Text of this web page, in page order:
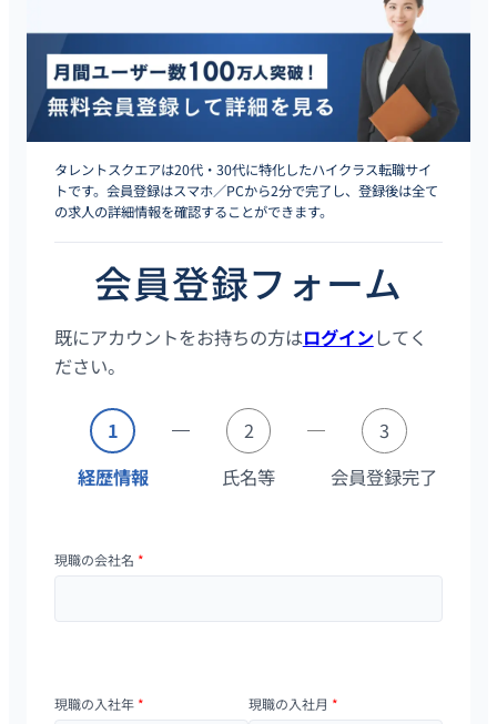
タレントスクエアは20代・30代に特化したハイクラス転職サイ
トです。会員登録はスマホ／PCから2分で完了し、登録後は全て
の求人の詳細情報を確認することができます。
会員登録フォーム
既にアカウントをお持ちの方はログインしてく
ださい。
1
経歴情報
2
氏名等
3
会員登録完了
現職の会社名 *
現職の入社年 * 現職の入社月 *